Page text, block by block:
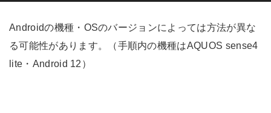
Androidの機種・OSのバージョンによっては方法が異な
る可能性があります。（手順内の機種はAQUOS sense4
lite・Android 12）